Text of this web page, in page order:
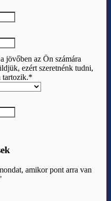
jövőben az Ön számára
ezért szeretnénk tudni,
tartozik.*
amikor pont arra van